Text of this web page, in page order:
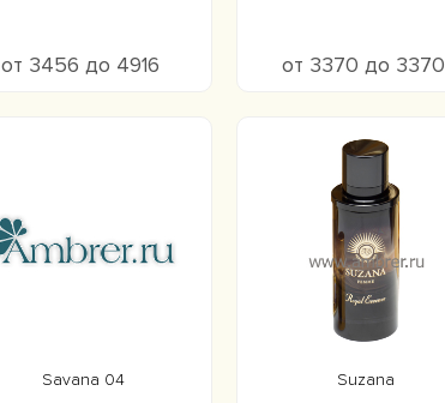
от 3456 до 4916 от 3370 до 3370
Savana 04 Suzana